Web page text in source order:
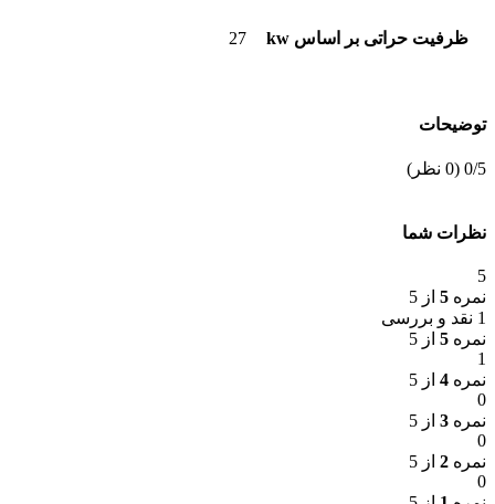
ظرفیت حراتی بر اساس kw 27
توضیحات
‫0/5 ‫(0 نظر)
نظرات شما
5
نمره 5 از 5
1 نقد و بررسی
نمره 5 از 5
1
نمره 4 از 5
0
نمره 3 از 5
0
نمره 2 از 5
0